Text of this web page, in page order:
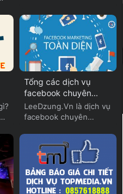
Tổng các dịch vụ
facebook chuyên
nghiệp của Lee Dzung
LeeDzung.Vn là dịch vụ
facebook chuyên